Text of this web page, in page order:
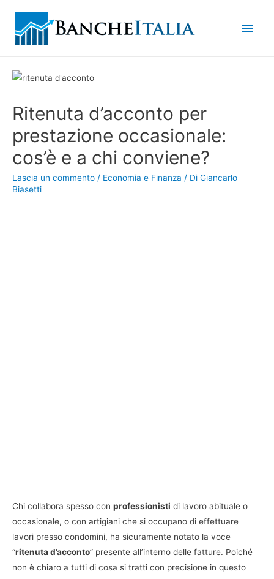
Ritenuta d’acconto per
prestazione occasionale:
cos’è e a chi conviene?
Lascia un commento / Economia e Finanza / Di Giancarlo
Biasetti
Chi collabora spesso con professionisti di lavoro abituale o
occasionale, o con artigiani che si occupano di effettuare
lavori presso condomini, ha sicuramente notato la voce
“ritenuta d’acconto” presente all’interno delle fatture. Poiché
non è chiaro a tutti di cosa si tratti con precisione in questo